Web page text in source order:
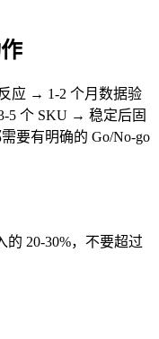
应 → 1-2 个月数据验
5 个 SKU → 稳定后固
要有明确的 Go/No-go
20-30%，不要超过